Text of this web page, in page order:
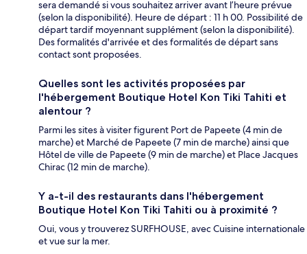
sera demandé si vous souhaitez arriver avant l’heure prévue
(selon la disponibilité). Heure de départ : 11 h 00. Possibilité de
départ tardif moyennant supplément (selon la disponibilité).
Des formalités d'arrivée et des formalités de départ sans
contact sont proposées.
Quelles sont les activités proposées par
l'hébergement Boutique Hotel Kon Tiki Tahiti et
alentour ?
Parmi les sites à visiter figurent Port de Papeete (4 min de
marche) et Marché de Papeete (7 min de marche) ainsi que
Hôtel de ville de Papeete (9 min de marche) et Place Jacques
Chirac (12 min de marche).
Y a-t-il des restaurants dans l'hébergement
Boutique Hotel Kon Tiki Tahiti ou à proximité ?
Oui, vous y trouverez SURFHOUSE, avec Cuisine internationale
et vue sur la mer.